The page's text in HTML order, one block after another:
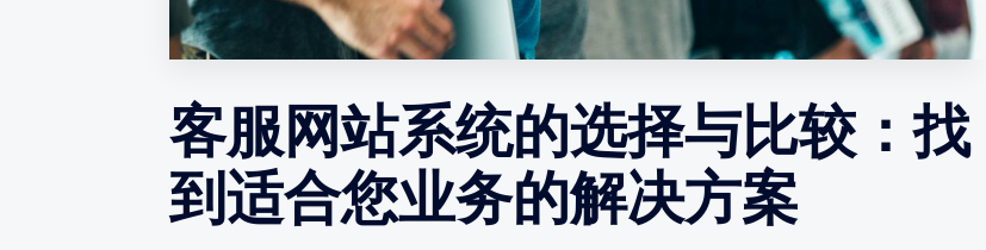
客服网站系统的选择与比较：找
到适合您业务的解决方案